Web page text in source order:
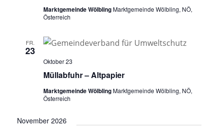
Marktgemeinde WölblingMarktgemeinde Wölbling, NÖ,
Österreich
FR.
23
Müllabfuhr – Altpapier
Oktober 23
Marktgemeinde WölblingMarktgemeinde Wölbling, NÖ,
Österreich
November 2026